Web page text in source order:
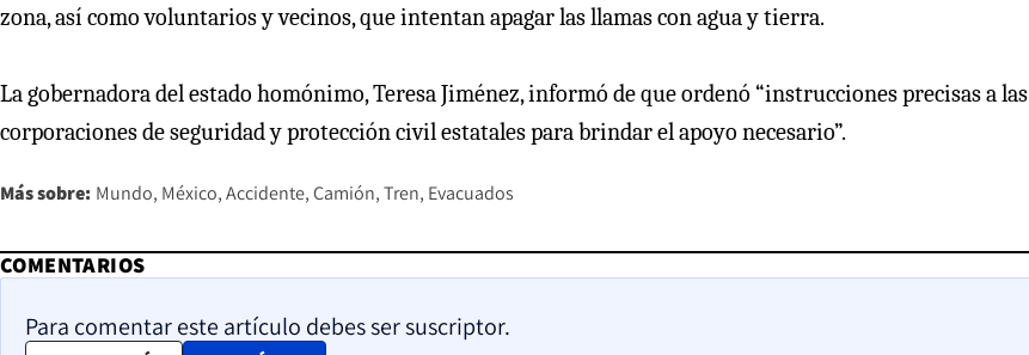
zona, así como voluntarios y vecinos, que intentan apagar las llamas con agua y tierra.
La gobernadora del estado homónimo, Teresa Jiménez, informó de que ordenó “instrucciones precisas a las
corporaciones de seguridad y protección civil estatales para brindar el apoyo necesario”.
Más sobre: Mundo México Accidente Camión Tren Evacuados
COMENTARIOS
Para comentar este artículo debes ser suscriptor.